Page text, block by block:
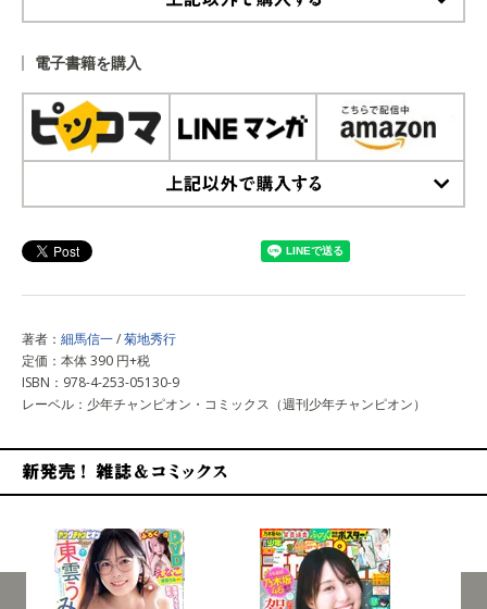
電子書籍を購入
著者： 細馬信一/菊地秀行
定価：本体 390 円+税
ISBN：978-4-253-05130-9
レーベル：少年チャンピオン・コミックス（週刊少年チャンピオン）